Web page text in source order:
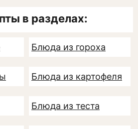
в разделах:
Блюда из гороха
Блюда из картофеля
Блюда из теста